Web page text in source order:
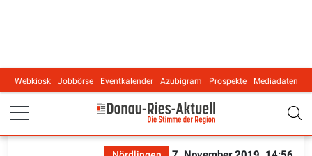
Main navigation
Webkiosk Jobbörse Eventkalender Azubigram Prospekte Mediadaten